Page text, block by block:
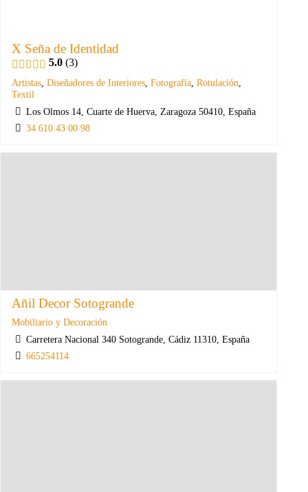
X Seña de Identidad
5.0 3
Artistas Diseñadores de Interiores Fotografía Rotulación
Textil
Los Olmos 14, Cuarte de Huerva, Zaragoza 50410, España
34 610 43 00 98
Añil Decor Sotogrande
Mobiliario y Decoración
Carretera Nacional 340 Sotogrande, Cádiz 11310, España
665254114